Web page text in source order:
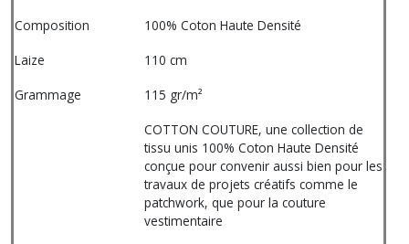
Composition
100% Coton Haute Densité
Laize
110 cm
Grammage
115 gr/m²
COTTON COUTURE, une collection de
tissu unis 100% Coton Haute Densité
conçue pour convenir aussi bien pour les
travaux de projets créatifs comme le
patchwork, que pour la couture
vestimentaire